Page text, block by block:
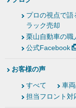
プロの視点で語
ラック売却
栗山自動車の職
公式Facebook
お客様の声
すべて 車
担当フロント対